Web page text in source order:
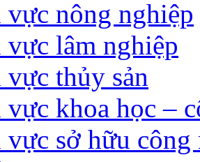
nông nghiệp
lâm nghiệp
thủy sản
khoa học –
sở hữu công